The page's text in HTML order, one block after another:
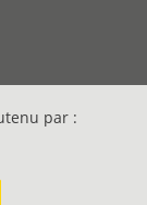
par :